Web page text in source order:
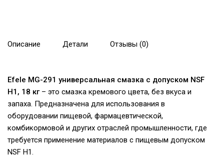
Описание Детали Отзывы (0)
Efele MG-291 универсальная смазка с допуском NSF
H1, 18 кг– это смазка кремового цвета, без вкуса и
запаха. Предназначена для использования в
оборудовании пищевой, фармацевтической,
комбикормовой и других отраслей промышленности, где
требуется применение материалов с пищевым допуском
NSF H1.